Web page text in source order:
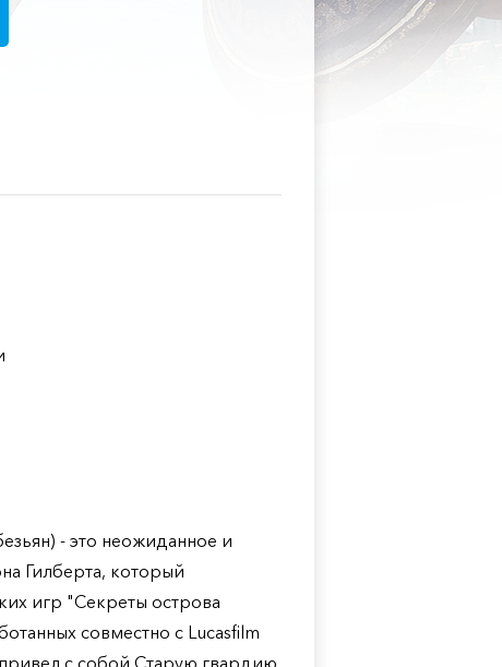
- это неожиданное и
Гилберта, который
игр "Секреты острова
совместно с Lucasfilm
с собой Старую гвардию.